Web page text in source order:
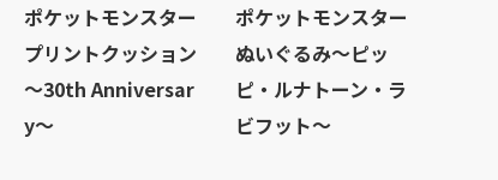
ポケットモンスター
プリントクッション
～30th Anniversar
y～
ポケットモンスター
ぬいぐるみ～ピッ
ピ・ルナトーン・ラ
ビフット～